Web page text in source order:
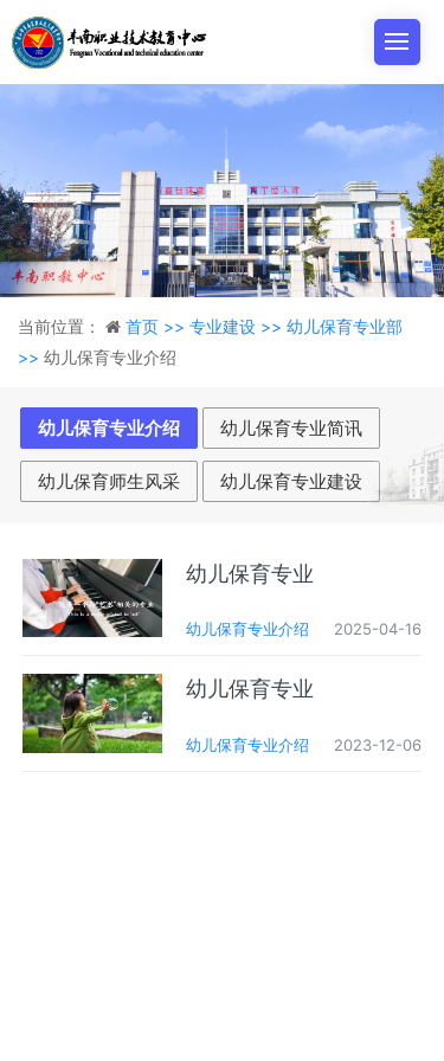
当前位置： 首页 >> 专业建设 >> 幼儿保育专业部
>> 幼儿保育专业介绍
幼儿保育专业介绍 幼儿保育专业简讯
幼儿保育师生风采 幼儿保育专业建设
幼儿保育专业
幼儿保育专业介绍 2025-04-16
幼儿保育专业
幼儿保育专业介绍 2023-12-06